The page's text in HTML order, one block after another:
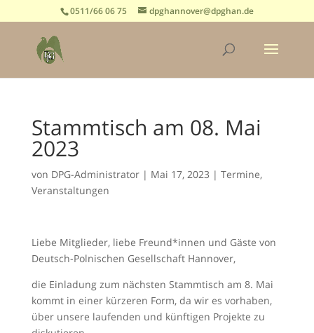
0511/66 06 75 dpghannover@dpghan.de
Stammtisch am 08. Mai
2023
von DPG-Administrator| Mai 17, 2023 | Termine,
Veranstaltungen
Liebe Mitglieder, liebe Freund*innen und Gäste von
Deutsch-Polnischen Gesellschaft Hannover,
die Einladung zum nächsten Stammtisch am 8. Mai
kommt in einer kürzeren Form, da wir es vorhaben,
über unsere laufenden und künftigen Projekte zu